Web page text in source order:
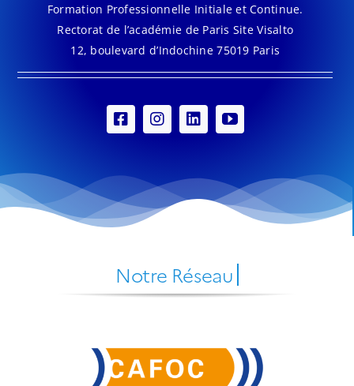
Formation Professionnelle Initiale et Continue.
Rectorat de l’académie de Paris Site Visalto
12, boulevard d’Indochine 75019 Paris